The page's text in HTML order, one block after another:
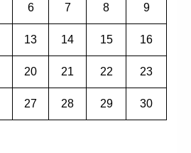
6 7 8 9
13 14 15 16
20 21 22 23
27 28 29 30